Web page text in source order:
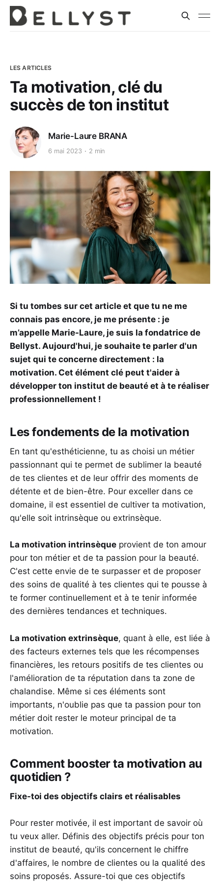
LES ARTICLES
Ta motivation, clé du
succès de ton institut
Marie-Laure BRANA
6 mai 2023 2 min
Si tu tombes sur cet article et que tu ne me
connais pas encore, je me présente : je
m’appelle Marie-Laure, je suis la fondatrice de
Bellyst. Aujourd'hui, je souhaite te parler d'un
sujet qui te concerne directement : la
motivation. Cet élément clé peut t'aider à
développer ton institut de beauté et à te réaliser
professionnellement !
Les fondements de la motivation
En tant qu'esthéticienne, tu as choisi un métier
passionnant qui te permet de sublimer la beauté
de tes clientes et de leur offrir des moments de
détente et de bien-être. Pour exceller dans ce
domaine, il est essentiel de cultiver ta motivation,
qu'elle soit intrinsèque ou extrinsèque.
La motivation intrinsèque provient de ton amour
pour ton métier et de ta passion pour la beauté.
C'est cette envie de te surpasser et de proposer
des soins de qualité à tes clientes qui te pousse à
te former continuellement et à te tenir informée
des dernières tendances et techniques.
La motivation extrinsèque, quant à elle, est liée à
des facteurs externes tels que les récompenses
financières, les retours positifs de tes clientes ou
l'amélioration de ta réputation dans ta zone de
chalandise. Même si ces éléments sont
importants, n'oublie pas que ta passion pour ton
métier doit rester le moteur principal de ta
motivation.
Comment booster ta motivation au
quotidien ?
Fixe-toi des objectifs clairs et réalisables
Pour rester motivée, il est important de savoir où
tu veux aller. Définis des objectifs précis pour ton
institut de beauté, qu'ils concernent le chiffre
d'affaires, le nombre de clientes ou la qualité des
soins proposés. Assure-toi que ces objectifs